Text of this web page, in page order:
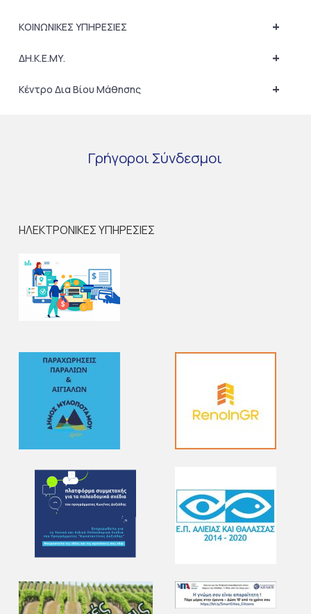
+
ΚΟΙΝΩΝΙΚΕΣ ΥΠΗΡΕΣΙΕΣ
+
ΔΗ.Κ.Ε.ΜΥ.
+
Κέντρο Δια Βίου Μάθησης
Γρήγοροι Σύνδεσμοι
ΗΛΕΚΤΡΟΝΙΚΕΣ ΥΠΗΡΕΣΙΕΣ